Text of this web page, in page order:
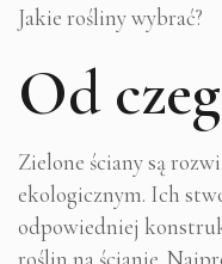
Jakie rośliny wybrać?
Od
Zielone ściany są
ekologicznym. Ich
odpowiedniej
roślin na ścianie.